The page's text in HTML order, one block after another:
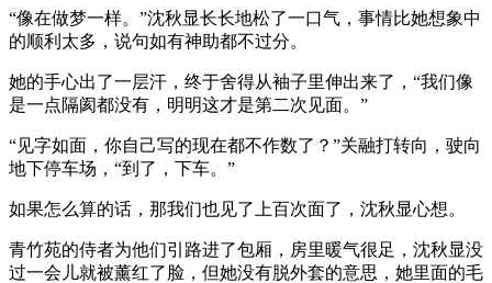
“像在做梦一样。”沈秋显长长地松了一口气，事情比她想象中
的顺利太多，说句如有神助都不过分。
她的手心出了一层汗，终于舍得从袖子里伸出来了，“我们像
是一点隔阂都没有，明明这才是第二次见面。”
“见字如面，你自己写的现在都不作数了？”关融打转向，驶向
地下停车场，“到了，下车。”
如果怎么算的话，那我们也见了上百次面了，沈秋显心想。
青竹苑的侍者为他们引路进了包厢，房里暖气很足，沈秋显没
过一会儿就被薰红了脸，但她没有脱外套的意思，她里面的毛